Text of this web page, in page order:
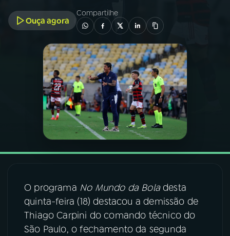
03PROGRAMAÇÃO
PROGRAMAS
PODCASTS
VIDEOCASTS
07ÚLTIMAS
08FESTIVAL DE MÚSICA
ACOMPANHE A RÁDIO NACIONAL
Ouça agora
Compartilhe
O programa No Mundo da Boladesta
quinta-feira (18) destacou a demissão de
Thiago Carpini do comando técnico do
São Paulo, o fechamento da segunda